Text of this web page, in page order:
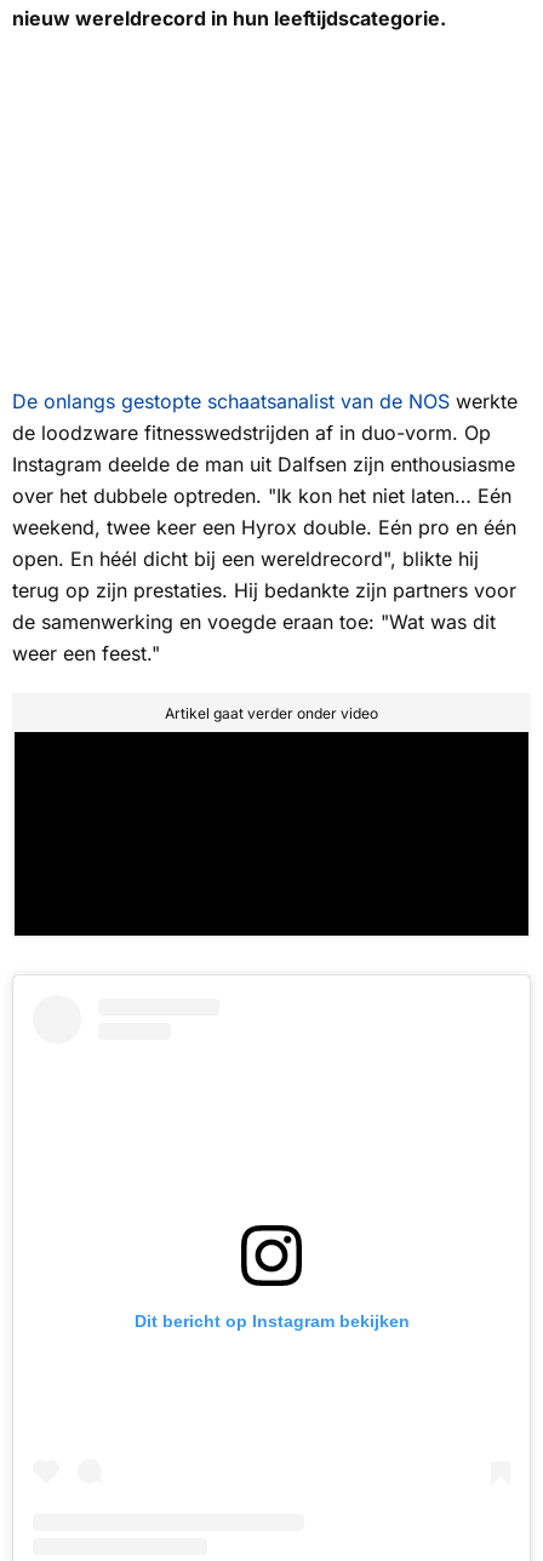
nieuw wereldrecord in hun leeftijdscategorie.
De onlangs gestopte schaatsanalist van de NOS werkte
de loodzware fitnesswedstrijden af in duo-vorm. Op
Instagram deelde de man uit Dalfsen zijn enthousiasme
over het dubbele optreden. "Ik kon het niet laten… Eén
weekend, twee keer een Hyrox double. Eén pro en één
open. En héél dicht bij een wereldrecord", blikte hij
terug op zijn prestaties. Hij bedankte zijn partners voor
de samenwerking en voegde eraan toe: "Wat was dit
weer een feest."
Artikel gaat verder onder video
Dit bericht op Instagram bekijken